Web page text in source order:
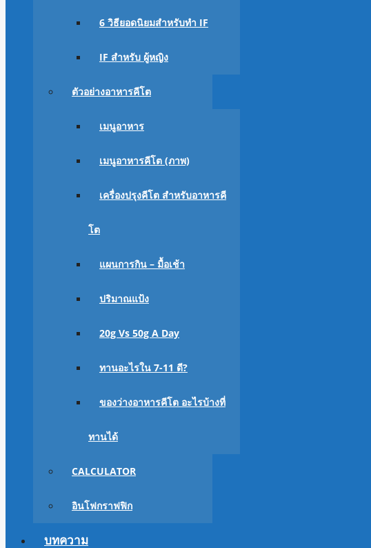
6 วิธียอดนิยมสำหรับทำ IF
IF สำหรับ ผู้หญิง
ตัวอย่างอาหารคีโต
เมนูอาหาร
เมนูอาหารคีโต (ภาพ)
เครื่องปรุงคีโต สำหรับอาหารคี
โต
แผนการกิน – มื้อเช้า
ปริมาณแป้ง
20g Vs 50g A Day
ทานอะไรใน 7-11 ดี?
ของว่างอาหารคีโต อะไรบ้างที่
ทานได้
CALCULATOR
อินโฟกราฟฟิก
บทความ